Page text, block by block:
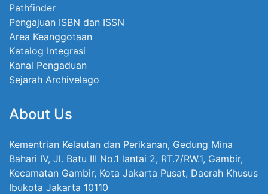
Pathfinder
Pengajuan ISBN dan ISSN
Area Keanggotaan
Katalog Integrasi
Kanal Pengaduan
Sejarah Archivelago
About Us
Kementrian Kelautan dan Perikanan, Gedung Mina
Bahari IV, Jl. Batu III No.1 lantai 2, RT.7/RW.1, Gambir,
Kecamatan Gambir, Kota Jakarta Pusat, Daerah Khusus
Ibukota Jakarta 10110